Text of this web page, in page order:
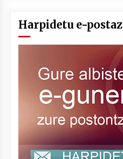
Harpidetu e-postaz